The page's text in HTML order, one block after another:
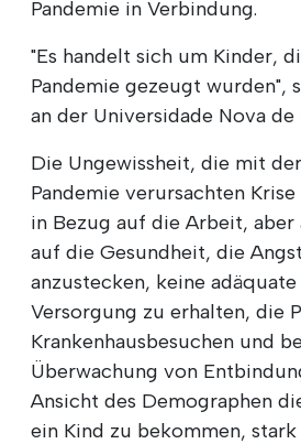
Pandemie in Verbindung.
"Es handelt sich um Kinder,
Pandemie gezeugt wurden",
an der Universidade Nova de
Die Ungewissheit, die mit
Pandemie verursachten
in Bezug auf die Arbeit, aber
auf die Gesundheit, die
anzustecken, keine
Versorgung zu erhalten, die
Krankenhausbesuchen und
Überwachung von
Ansicht des Demographen
ein Kind zu bekommen, stark